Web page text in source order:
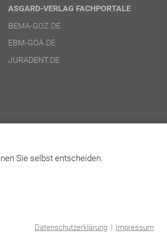
Sie selbst entscheiden.
Datenschutzerklärung | Impressum
ASGARD-VERLAG FACHPORTALE
BEMA-GOZ.DE
EBM-GOÄ.DE
JURADENT.DE